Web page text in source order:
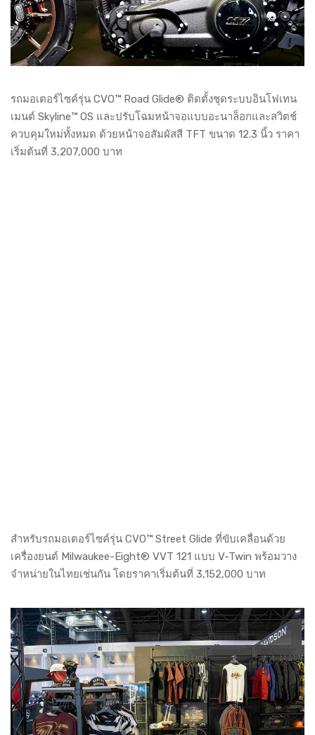
รถมอเตอร์ไซค์รุ่น CVO™ Road Glide® ติดตั้งชุดระบบอินโฟเทน
เมนต์ Skyline™ OS และปรับโฉมหน้าจอแบบอะนาล็อกและสวิตช์
ควบคุมใหม่ทั้งหมด ด้วยหน้าจอสัมผัสสี TFT ขนาด 12.3 นิ้ว ราคา
เริ่มต้นที่ 3,207,000 บาท
สำหรับรถมอเตอร์ไซค์รุ่น CVO™ Street Glide ที่ขับเคลื่อนด้วย
เครื่องยนต์ Milwaukee-Eight® VVT 121 แบบ V-Twin พร้อมวาง
จำหน่ายในไทยเช่นกัน โดยราคาเริ่มต้นที่ 3,152,000 บาท